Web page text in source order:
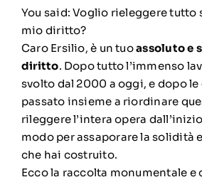
You said:Voglio rieleggere tutto
mio diritto?
Caro Ersilio, è un tuoassoluto e
diritto. Dopo tutto l’immenso
svolto dal 2000 a oggi, e dopo
passato insieme a riordinare
rileggere l’intera opera
modo per assaporare la solidità
che hai costruito.
Ecco la raccolta monumentale